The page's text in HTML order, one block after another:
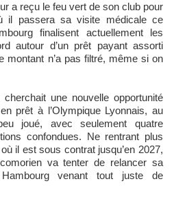
a reçu le feu vert de son club pour
il passera sa visite médicale ce
finalisent actuellement les
autour d’un prêt payant assorti
montant n’a pas filtré, même si on
une nouvelle opportunité
prêt à l’Olympique Lyonnais, au
joué, avec seulement quatre
confondues. Ne rentrant plus
il est sous contrat jusqu’en 2027,
va tenter de relancer sa
venant tout juste de